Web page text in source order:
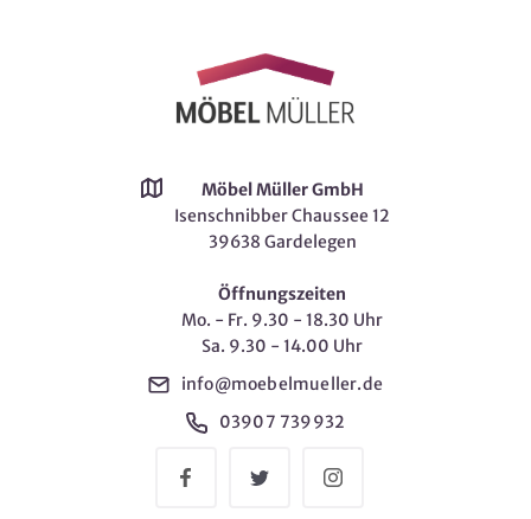
Möbel Müller GmbH
Isenschnibber Chaussee 12
39638 Gardelegen
Öffnungszeiten
Mo. - Fr. 9.30 - 18.30 Uhr
Sa. 9.30 - 14.00 Uhr
info@moebelmueller.de
03907 739932